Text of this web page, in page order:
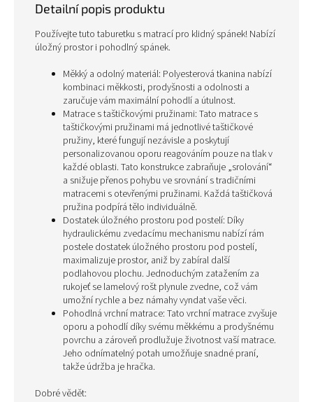
Detailní popis produktu
Používejte tuto taburetku s matrací pro klidný spánek! Nabízí
úložný prostor i pohodlný spánek.
Měkký a odolný materiál: Polyesterová tkanina nabízí
kombinaci měkkosti, prodyšnosti a odolnosti a
zaručuje vám maximální pohodlí a útulnost.
Matrace s taštičkovými pružinami: Tato matrace s
taštičkovými pružinami má jednotlivé taštičkové
pružiny, které fungují nezávisle a poskytují
personalizovanou oporu reagováním pouze na tlak v
každé oblasti. Tato konstrukce zabraňuje „srolování“
a snižuje přenos pohybu ve srovnání s tradičními
matracemi s otevřenými pružinami. Každá taštičková
pružina podpírá tělo individuálně.
Dostatek úložného prostoru pod postelí: Díky
hydraulickému zvedacímu mechanismu nabízí rám
postele dostatek úložného prostoru pod postelí,
maximalizuje prostor, aniž by zabíral další
podlahovou plochu. Jednoduchým zatažením za
rukojeť se lamelový rošt plynule zvedne, což vám
umožní rychle a bez námahy vyndat vaše věci.
Pohodlná vrchní matrace: Tato vrchní matrace zvyšuje
oporu a pohodlí díky svému měkkému a prodyšnému
povrchu a zároveň prodlužuje životnost vaší matrace.
Jeho odnímatelný potah umožňuje snadné praní,
takže údržba je hračka.
Dobré vědět: